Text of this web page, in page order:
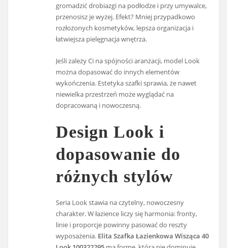
gromadzić drobiazgi na podłodze i przy umywalce,
przenosisz je wyżej. Efekt? Mniej przypadkowo
rozłożonych kosmetyków, lepsza organizacja i
łatwiejsza pielęgnacja wnętrza.
Jeśli zależy Ci na spójności aranżacji, model Look
można dopasować do innych elementów
wykończenia. Estetyka szafki sprawia, że nawet
niewielka przestrzeń może wyglądać na
dopracowaną i nowoczesną.
Design Look i
dopasowanie do
różnych stylów
Seria Look stawia na czytelny, nowoczesny
charakter. W łazience liczy się harmonia: fronty,
linie i proporcje powinny pasować do reszty
wyposażenia. Elita Szafka Łazienkowa Wisząca 40